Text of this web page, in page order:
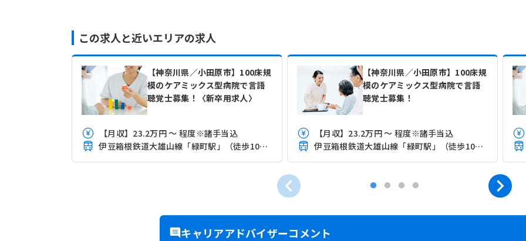
この求人と近いエリアの求人
【神奈川県／小田原市】100床規
模のケアミックス型病院で言語
聴覚士募集！〈新卒用求人〉
【月収】23.2万円 ～ 程度※諸手当込
伊豆箱根鉄道大雄山線「緑町駅」（徒歩10分）
【神奈川県／小田原市】100床規
模のケアミックス型病院で言語
聴覚士募集！
【月収】23.2万円 ～ 程度※諸手当込
伊豆箱根鉄道大雄山線「緑町駅」（徒歩10分）
キャリアアドバイザーコメント